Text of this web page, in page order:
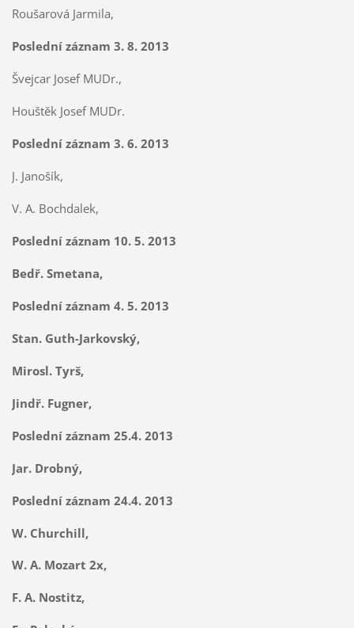
Roušarová Jarmila,
Poslední záznam 3. 8. 2013
Švejcar Josef MUDr.,
Houštěk Josef MUDr.
Poslední záznam 3. 6. 2013
J. Janošík,
V. A. Bochdalek,
Poslední záznam 10. 5. 2013
Bedř. Smetana,
Poslední záznam 4. 5. 2013
Stan. Guth-Jarkovský,
Mirosl. Tyrš,
Jindř. Fugner,
Poslední záznam 25.4. 2013
Jar. Drobný,
Poslední záznam 24.4. 2013
W. Churchill,
W. A. Mozart 2x,
F. A. Nostitz,